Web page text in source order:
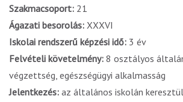
Szakmacsoport: 21
Ágazati besorolás: XXXVI
Iskolai rendszerű képzési idő: 3 év
Felvételi követelmény: 8 osztályos
végzettség, egészségügyi alkalmasság
Jelentkezés: az általános iskolán